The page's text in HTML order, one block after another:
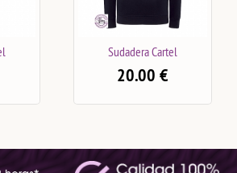
Sudadera Cartel
20.00 €